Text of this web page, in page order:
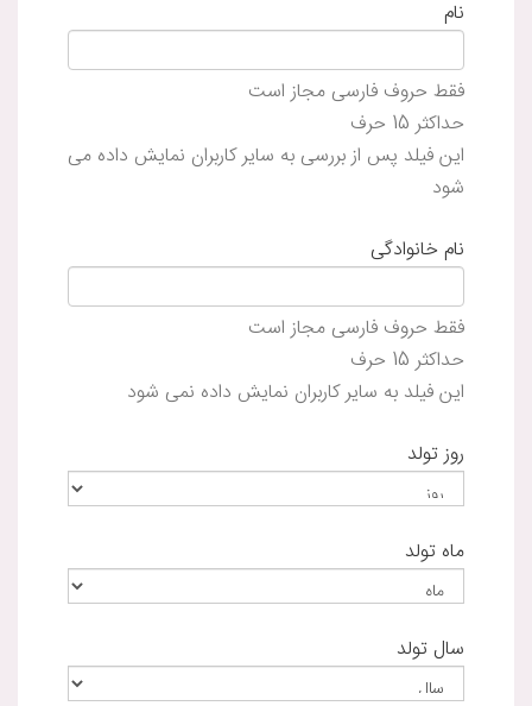
نام
فقط حروف فارسی مجاز است
حداکثر 15 حرف
این فیلد پس از بررسی به سایر کاربران نمایش داده می
شود
نام خانوادگی
فقط حروف فارسی مجاز است
حداکثر 15 حرف
این فیلد به سایر کاربران نمایش داده نمی شود
روز تولد
ماه تولد
سال تولد